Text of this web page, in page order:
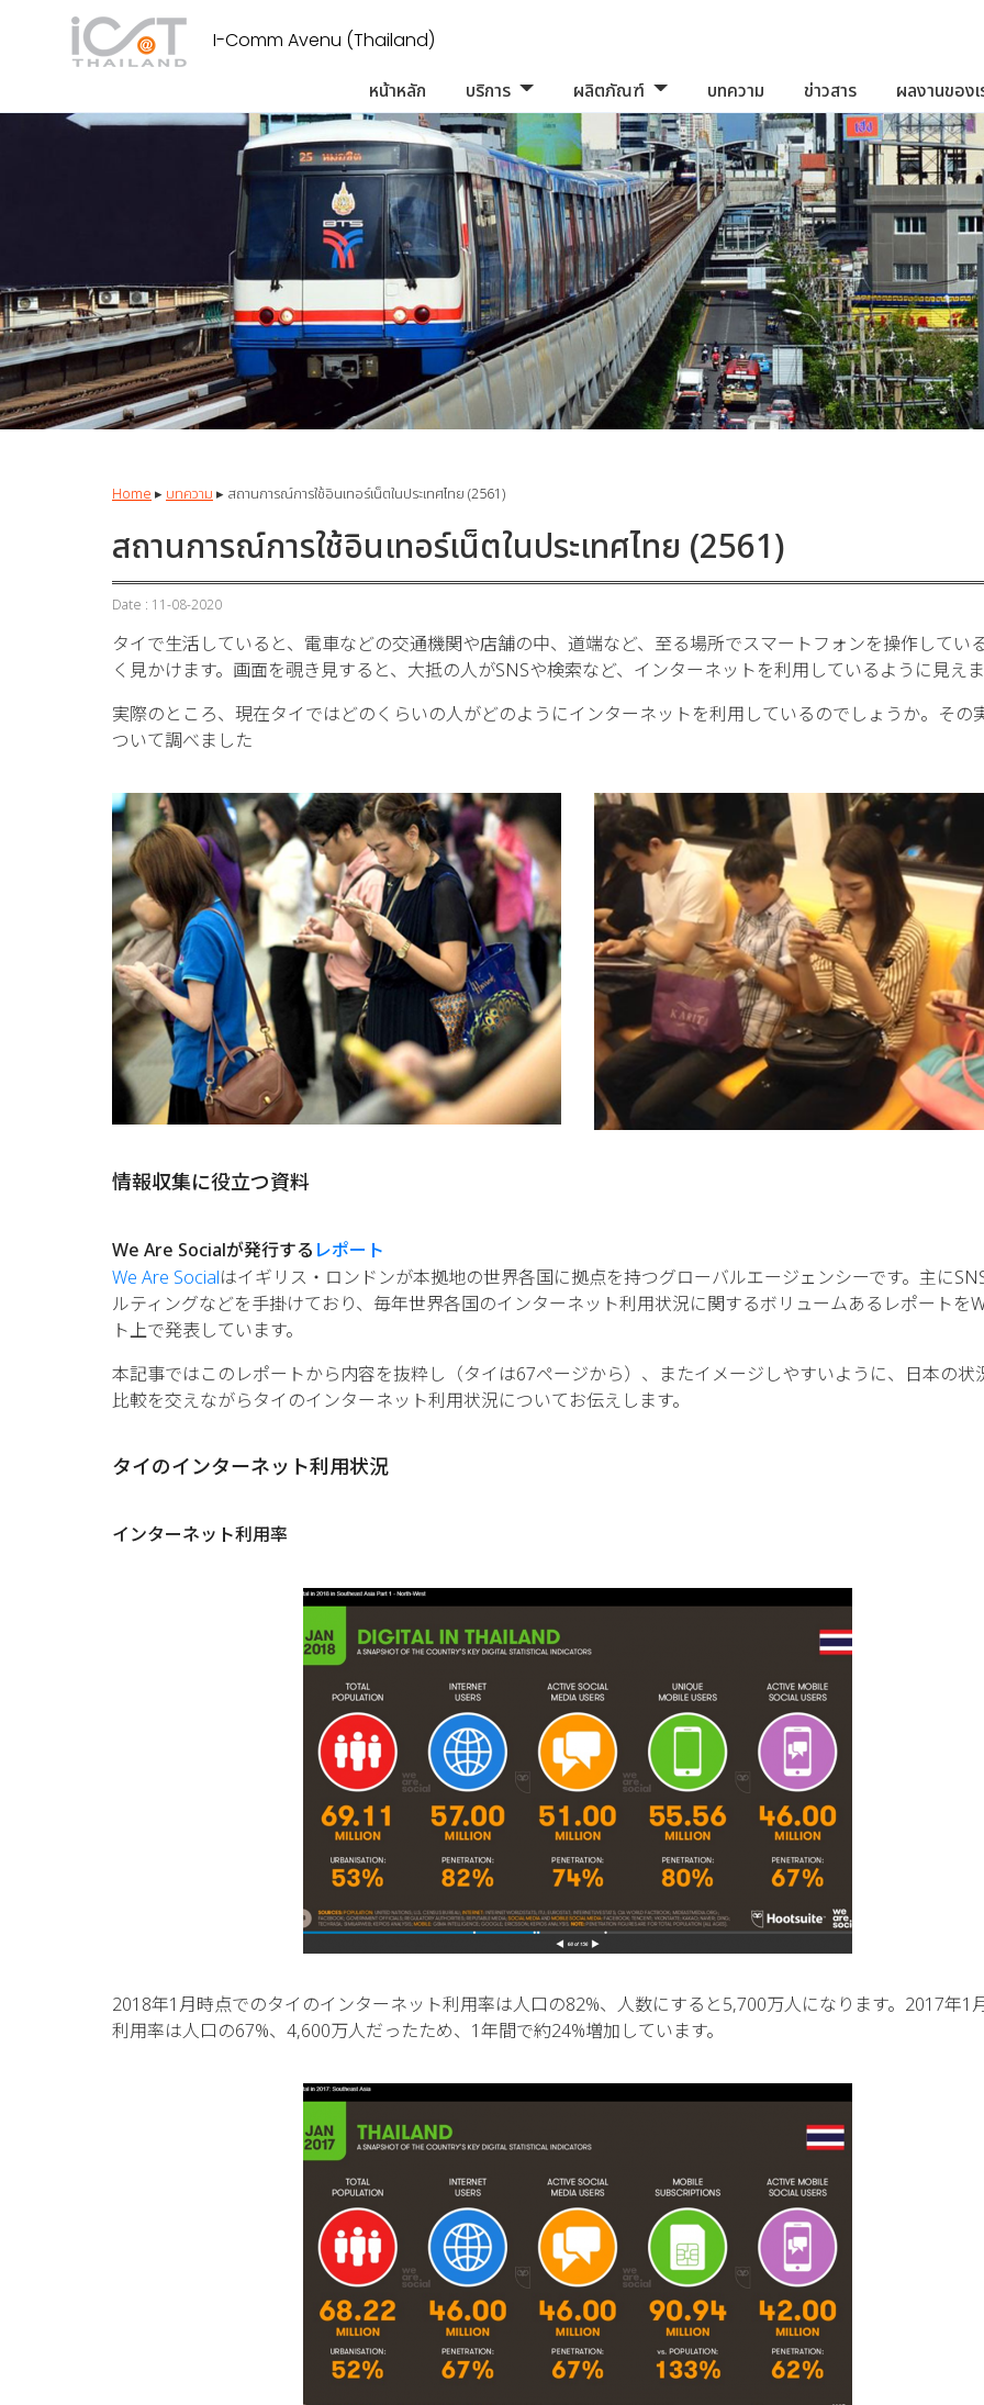
I-Comm Avenu (Thailand)
หน้าหลัก บริการ ผลิตภัณฑ์ บทความ ข่าวสาร ผลงานของเ
Home▸บทความ▸ สถานการณ์การใช้อินเทอร์เน็ตในประเทศไทย (2561)
สถานการณ์การใช้อินเทอร์เน็ตในประเทศไทย (2561)
Date : 11-08-2020
タイで生活していると、電車などの交通機関や店舗の中、道端など、至る場所でスマートフォンを操作してい
く見かけます。画面を覗き見すると、大抵の人がSNSや検索など、インターネットを利用しているように見え
実際のところ、現在タイではどのくらいの人がどのようにインターネットを利用しているのでしょうか。その
ついて調べました
情報収集に役立つ資料
We Are Socialが発行する レポート
We Are Socialはイギリス・ロンドンが本拠地の世界各国に拠点を持つグローバルエージェンシーです。主に
ルティングなどを手掛けており、毎年世界各国のインターネット利用状況に関するボリュームあるレポートを
ト上で発表しています。
本記事ではこのレポートから内容を抜粋し（タイは67ページから）、またイメージしやすいように、日本の状
比較を交えながらタイのインターネット利用状況についてお伝えします。
タイのインターネット利用状況
インターネット利用率
2018年1月時点でのタイのインターネット利用率は人口の82%、人数にすると5,700万人になります。2017年1
利用率は人口の67%、4,600万人だったため、1年間で約24%増加しています。
We will have webinar on Nov
Methods that gives
Lanched a new service